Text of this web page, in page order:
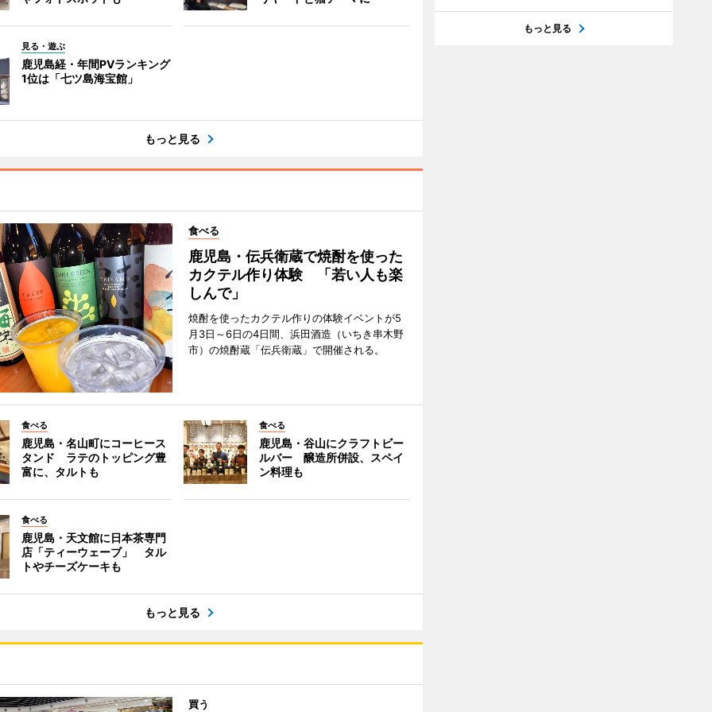
見る・遊ぶ
鹿児島経・年間PVランキング
1位は「七ツ島海宝館」
もっと見る
食べる
鹿児島・伝兵衛蔵で焼酎を使った
カクテル作り体験 「若い人も楽
しんで」
焼酎を使ったカクテル作りの体験イベントが5
月3日～6日の4日間、浜田酒造（いちき串木野
市）の焼酎蔵「伝兵衛蔵」で開催される。
食べる
鹿児島・名山町にコーヒース
タンド ラテのトッピング豊
富に、タルトも
食べる
鹿児島・谷山にクラフトビー
ルバー 醸造所併設、スペイ
ン料理も
食べる
鹿児島・天文館に日本茶専門
店「ティーウェーブ」 タル
トやチーズケーキも
もっと見る
買う
もっと見る